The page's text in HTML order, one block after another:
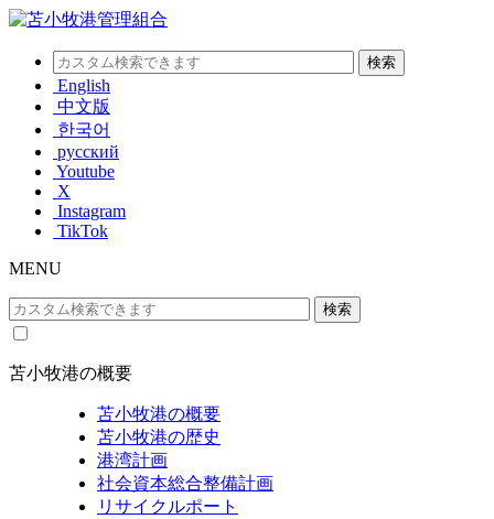
English
中文版
한국어
русский
Youtube
X
Instagram
TikTok
MENU
苫小牧港の概要
苫小牧港の概要
苫小牧港の歴史
港湾計画
社会資本総合整備計画
リサイクルポート